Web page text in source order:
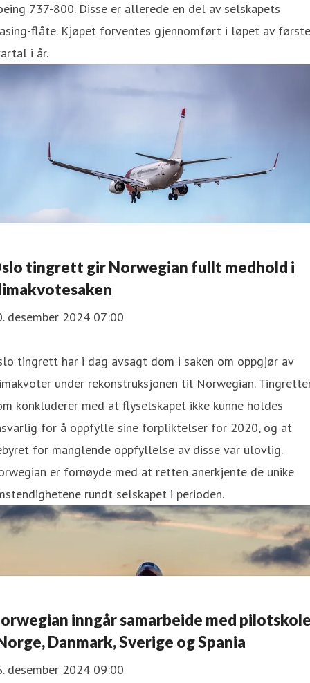
737-800. Disse er allerede en del av selskapets
flåte. Kjøpet forventes gjennomført i løpet av første
i år.
tingrett gir Norwegian fullt medhold i
desember 2024 07:00
tingrett har i dag avsagt dom i saken om oppgjør av
under rekonstruksjonen til Norwegian.
konkluderer med at flyselskapet ikke kunne holdes
for å oppfylle sine forpliktelser for 2020, og at
for manglende oppfyllelse av disse var ulovlig.
er fornøyde med at retten anerkjente de unike
rundt selskapet i perioden.
inngår samarbeide med
Danmark, Sverige og Spania
desember 2024 09:00